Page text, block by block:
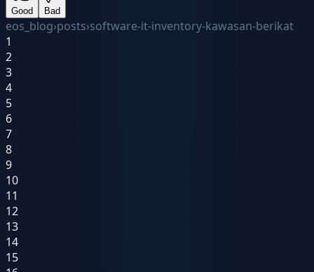
Good Bad
eos_blog›posts›software-it-inventory-kawasan-berikat
1
2
3
4
5
6
7
8
9
10
11
12
13
14
15